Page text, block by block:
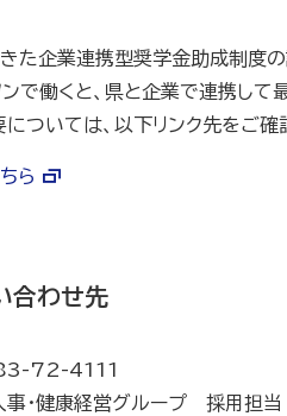
た企業連携型奨学金助成制度の
で働くと、県と企業で連携して
ついては、以下リンク先をご確
ら
合わせ先
72-4111
・健康経営グループ 採用担当